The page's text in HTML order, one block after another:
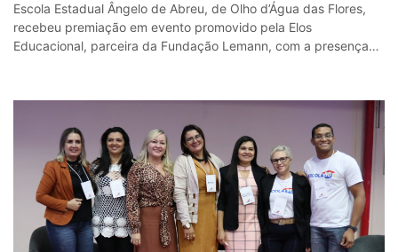
Escola Estadual Ângelo de Abreu, de Olho d’Água das Flores,
recebeu premiação em evento promovido pela Elos
Educacional, parceira da Fundação Lemann, com a presença